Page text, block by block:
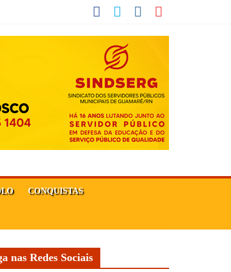
CONQUISTAS
nas Redes Sociais